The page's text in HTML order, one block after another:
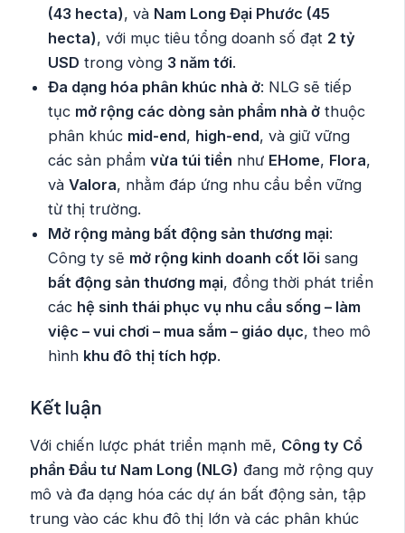
(43 hecta), và Nam Long Đại Phước (45
hecta), với mục tiêu tổng doanh số đạt 2 tỷ
USD trong vòng 3 năm tới.
Đa dạng hóa phân khúc nhà ở: NLG sẽ tiếp
tục mở rộng các dòng sản phẩm nhà ở thuộc
phân khúc mid-end, high-end, và giữ vững
các sản phẩmvừa túi tiền như EHome, Flora,
vàValora, nhằm đáp ứng nhu cầu bền vững
từ thị trường.
Mở rộng mảng bất động sản thương mại:
Công ty sẽ mở rộng kinh doanh cốt lõi sang
bất động sản thương mại, đồng thời phát triển
các hệ sinh thái phục vụ nhu cầu sống – làm
việc – vui chơi – mua sắm – giáo dục, theo mô
hình khu đô thị tích hợp.
Kết luận
Với chiến lược phát triển mạnh mẽ, Công ty Cổ
phần Đầu tư Nam Long (NLG) đang mở rộng quy
mô và đa dạng hóa các dự án bất động sản, tập
trung vào các khu đô thị lớn và các phân khúc